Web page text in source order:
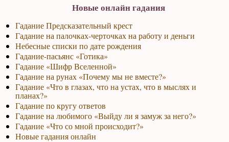
Новые онлайн гадания
Гадание Предсказательный крест
Гадание на палочках-черточках на работу и деньги
Небесные списки по дате рождения
Гадание-пасьянс «Готика»
Гадание «Шифр Вселенной»
Гадание на рунах «Почему мы не вместе?»
Гадание «Что в глазах, что на устах, что в мыслях и
планах?»
Гадание по кругу ответов
Гадание на любимого «Выйду ли я замуж за него?»
Гадание «Что со мной происходит?»
Новые гадания онлайн